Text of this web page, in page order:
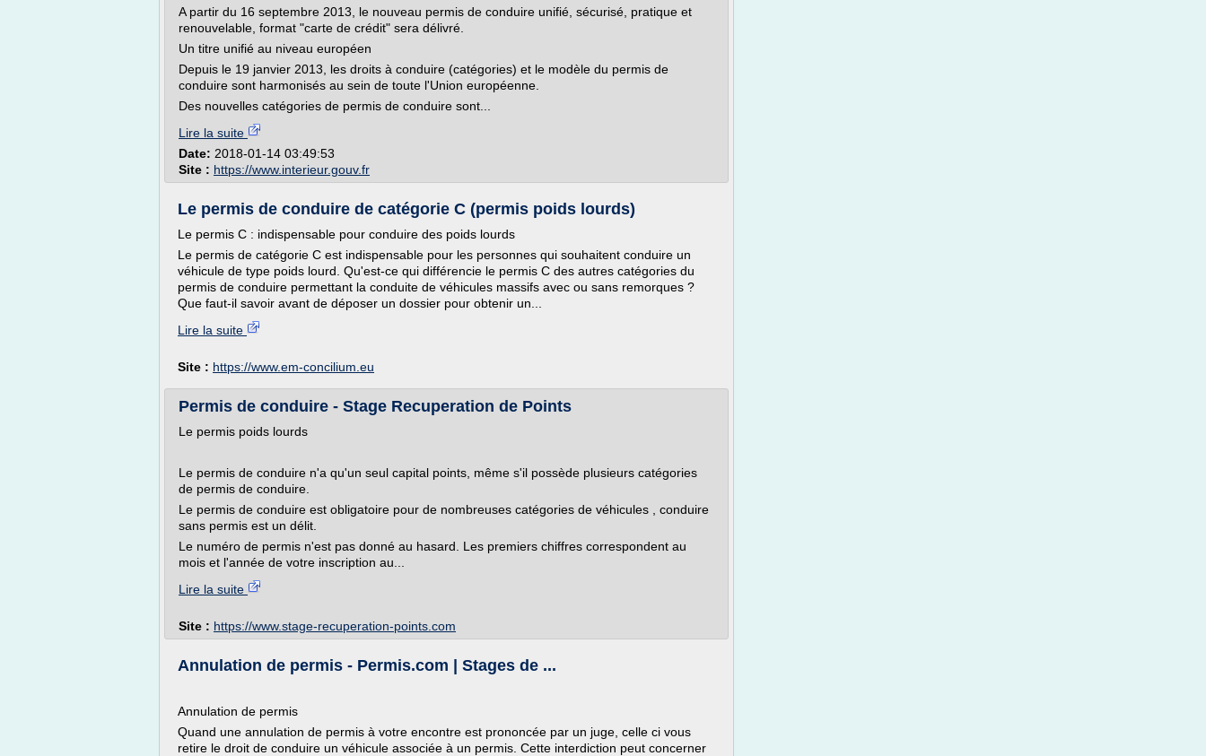
A partir du 16 septembre 2013, le nouveau permis de conduire unifié, sécurisé, pratique et
renouvelable, format "carte de crédit" sera délivré.
Un titre unifié au niveau européen
Depuis le 19 janvier 2013, les droits à conduire (catégories) et le modèle du permis de
conduire sont harmonisés au sein de toute l'Union européenne.
Des nouvelles catégories de permis de conduire sont...
Lire la suite
Date: 2018-01-14 03:49:53
Site : https://www.interieur.gouv.fr
Le permis de conduire de catégorie C (permis poids lourds)
Le permis C : indispensable pour conduire des poids lourds
Le permis de catégorie C est indispensable pour les personnes qui souhaitent conduire un
véhicule de type poids lourd. Qu'est-ce qui différencie le permis C des autres catégories du
permis de conduire permettant la conduite de véhicules massifs avec ou sans remorques ?
Que faut-il savoir avant de déposer un dossier pour obtenir un...
Lire la suite
Site : https://www.em-concilium.eu
Permis de conduire - Stage Recuperation de Points
Le permis poids lourds
Le permis de conduire n'a qu'un seul capital points, même s'il possède plusieurs catégories
de permis de conduire.
Le permis de conduire est obligatoire pour de nombreuses catégories de véhicules , conduire
sans permis est un délit.
Le numéro de permis n'est pas donné au hasard. Les premiers chiffres correspondent au
mois et l'année de votre inscription au...
Lire la suite
Site : https://www.stage-recuperation-points.com
Annulation de permis - Permis.com | Stages de ...
Annulation de permis
Quand une annulation de permis à votre encontre est prononcée par un juge, celle ci vous
retire le droit de conduire un véhicule associée à un permis. Cette interdiction peut concerner